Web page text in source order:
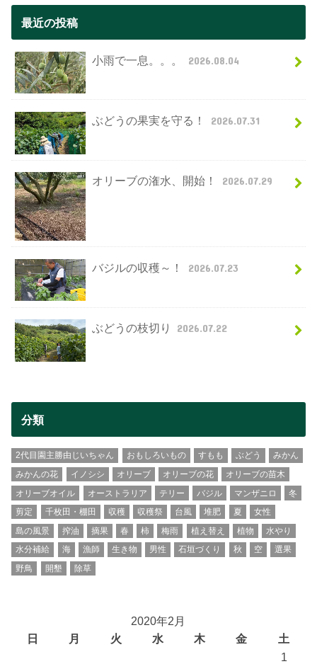
最近の投稿
小雨で一息。。。 2026.08.04
ぶどうの果実を守る！ 2026.07.31
オリーブの潅水、開始！ 2026.07.29
バジルの収穫～！ 2026.07.23
ぶどうの枝切り 2026.07.22
分類
2代目園主勝由じいちゃん おもしろいもの すもも ぶどう
みかん
みかんの花
イノシシ オリーブ オリーブの花
オリーブの苗木
オリーブオイル
オーストラリア テリー バジル マンザニロ
冬
剪定
千枚田・棚田 収穫 収穫祭 台風 堆肥 夏
女性
島の風景
搾油 摘果 春 柿 梅雨 植え替え 植物
水やり
水分補給
海 漁師 生き物 男性 石垣づくり 秋 空
選果
野鳥
開墾 除草
2020年2月
日
月 火 水 木 金 土
1